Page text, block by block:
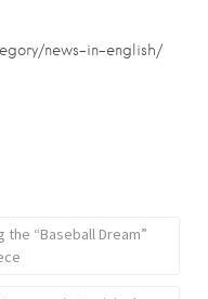
news-in-english/
the “Baseball Dream”